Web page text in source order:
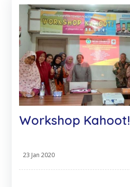
Workshop Kahoot!
23 Jan 2020